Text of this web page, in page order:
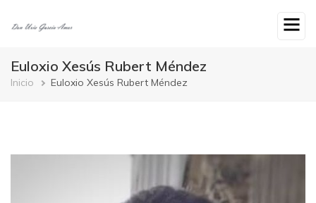
Euloxio Xesús Rubert Méndez
Breadcrumb
Inicio Euloxio Xesús Rubert Méndez